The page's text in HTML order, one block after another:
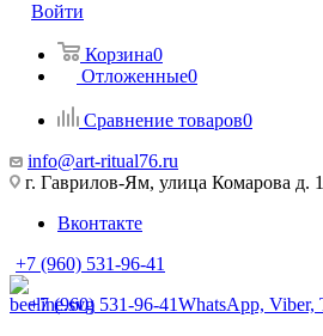
Войти
Корзина0
Отложенные0
Сравнение товаров0
info@art-ritual76.ru
г. Гаврилов-Ям, улица Комарова д. 1
Вконтакте
+7 (960) 531-96-41
+7 (960) 531-96-41WhatsApp, Viber,